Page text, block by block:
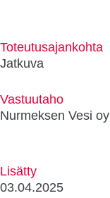
Toteutusajankohta
Jatkuva
Vastuutaho
Nurmeksen Vesi oy
Lisätty
03.04.2025